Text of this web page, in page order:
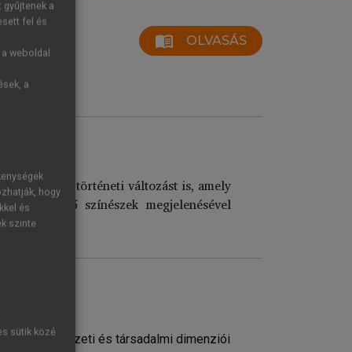
menu_book OLVASÁS
és színháztörténeti változást is, amely
színészek megjelenésével
és társadalmi dimenziói
a
fel és
weboldal
a
hogy
és
szinte
sütik közé